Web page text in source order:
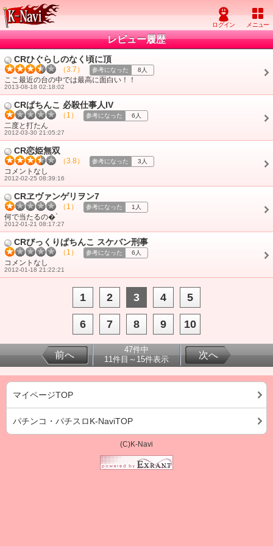
レビュー履歴
CRひぐらしのなく頃に頂
（3.7） 参考になった 8人
ここ最近の台の中では最高に面白い！！
2013-08-18 02:18:02
CRぱちんこ 必殺仕事人IV
（1） 参考になった 6人
二度と打たん
2012-03-30 21:05:27
CR恋姫無双
（3.8） 参考になった 3人
コメントなし
2012-02-25 08:39:16
CRヱヴァンゲリヲン7
（1） 参考になった 1人
何で当たるの�`
2012-01-21 08:17:27
CRびっくりぱちんこ スケバン刑事
（1） 参考になった 6人
コメントなし
2012-01-18 21:22:21
1 2 3 4 5
6 7 8 9 10
前へ
47件中
11件目～15件表示
次へ
マイページTOP
パチンコ・パチスロK-NaviTOP
(C)K-Navi